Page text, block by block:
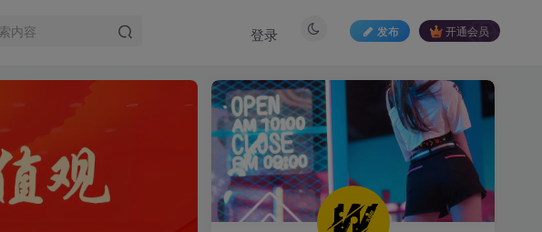
发布 开通会员
登录